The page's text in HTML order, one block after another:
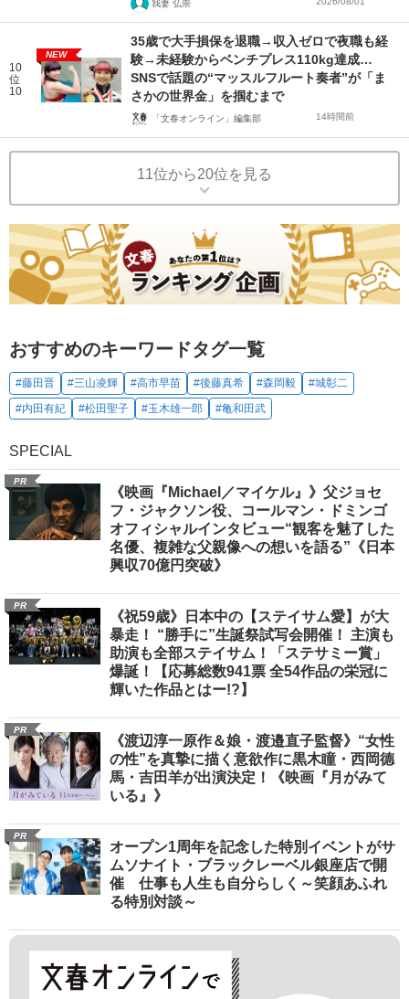
我妻 弘崇
10
位
10
NEW
35歳で大手損保を退職→収入ゼロで夜職も経
験→未経験からベンチプレス110kg達成…
SNSで話題の“マッスルフルート奏者”が「ま
さかの世界金」を掴むまで
「文春オンライン」編集部 14時間前
11位から20位を見る
おすすめのキーワードタグ一覧
#藤田晋 #三山凌輝 #高市早苗 #後藤真希 #森岡毅
#城彰二
#内田有紀
#松田聖子 #玉木雄一郎 #亀和田武
SPECIAL
PR
《映画『Michael／マイケル』》父ジョセ
フ・ジャクソン役、コールマン・ドミンゴ
オフィシャルインタビュー“観客を魅了した
名優、複雑な父親像への想いを語る”《日本
興収70億円突破》
PR
《祝59歳》日本中の【ステイサム愛】が大
暴走！ “勝手に”生誕祭試写会開催！ 主演も
助演も全部ステイサム！「ステサミー賞」
爆誕！【応募総数941票 全54作品の栄冠に
輝いた作品とはー!?】
PR
《渡辺淳一原作＆娘・渡邉直子監督》“女性
の性”を真摯に描く意欲作に黒木瞳・西岡德
馬・吉田羊が出演決定！《映画『月がみて
いる』》
PR
オープン1周年を記念した特別イベントがサ
ムソナイト・ブラックレーベル銀座店で開
催 仕事も人生も自分らしく～笑顔あふれ
る特別対談～